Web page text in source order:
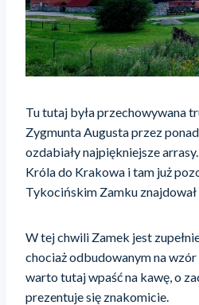
Tu tutaj była przechowywana
Zygmunta Augusta przez
ozdabiały najpiękniejsze
Króla do Krakowa i tam już
Tykocińskim Zamku znajdował
W tej chwili Zamek jest
chociaż odbudowanym na wzór
warto tutaj wpaść na kawę, o
prezentuje się znakomicie.